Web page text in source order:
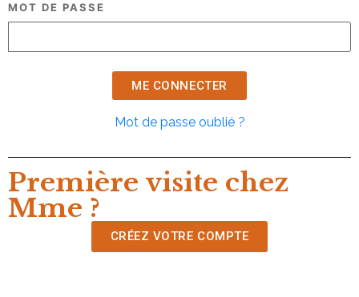
MOT DE PASSE
Mot de passe oublié ?
Première visite chez
Mme ?
CRÉEZ VOTRE COMPTE